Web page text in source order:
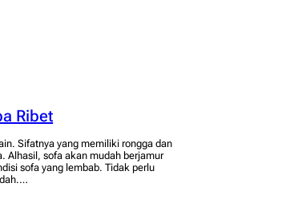
Ribet
Sifatnya yang memiliki rongga dan
Alhasil, sofa akan mudah berjamur
sofa yang lembab. Tidak perlu